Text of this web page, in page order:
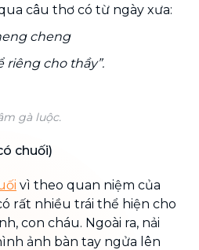
câu thơ có từ ngày xưa:
cheng
riêng cho thầy”.
gà luộc.
chuối)
vì theo quan niệm của
rất nhiều trái thể hiện cho
con cháu. Ngoài ra, nải
ảnh bàn tay ngửa lên